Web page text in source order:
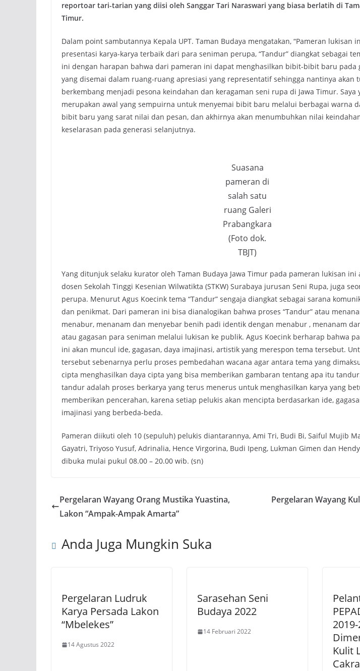
reportoar tari-tarian yang diisi oleh Sanggar Tari Naraswari yang biasa berlatih di
Timur.
Dalam point sambutannya Kepala UPT. Taman Budaya mengatakan, “Pameran lukisan
presentasi karya-karya terbaik dari para seniman perupa, “Tandur” diangkat sebagai
ini dengan harapan bahwa dari pameran ini dapat menghasilkan bibit-bibit baru pada
yang disemai dalam ruang-ruang apresiasi yang representatif sehingga nantinya akan
berkembang menjadi pesona keindahan dan keragaman seni rupa di Jawa Timur. Saya
merupakan awal yang sempuirna untuk menyemai bibit baru melalui berbagai warna
bibit baru yang sarat nilai dan pesan, dan akhirnya akan menumbuhkan nilai
keselarasan pada generasi selanjutnya.
Suasana
pameran di
salah satu
ruang Galeri
Prabangkara
(Foto dok.
TBJT)
Yang ditunjuk selaku kurator oleh Taman Budaya Jawa Timur pada pameran lukisan ini
dosen Sekolah Tinggi Kesenian Wilwatikta (STKW) Surabaya jurusan Seni Rupa, juga
perupa. Menurut Agus Koecink tema “Tandur” sengaja diangkat sebagai sarana
dan penikmat. Dari pameran ini bisa dianalogikan bahwa proses “Tandur” atau
menabur, menanam dan menyebar benih padi identik dengan menabur , menanam
atau gagasan para seniman melalui lukisan ke publik. Agus Koecink berharap bahwa
ini akan muncul ide, gagasan, daya imajinasi, artistik yang merespon tema tersebut.
tersebut sebenarnya perlu proses pembedahan wacana agar antara tema yang
cipta menghasilkan daya cipta yang bisa memberikan gambaran tentang apa itu
tandur adalah proses berkarya yang terus menerus untuk menghasilkan karya yang
memberikan pencerahan, karena setiap pelukis akan mencipta berdasarkan ide,
imajinasi yang berbeda-beda.
Pameran diikuti oleh 10 (sepuluh) pelukis diantarannya, Ami Tri, Budi Bi, Saiful Mujib
Gayatri, Triyoso Yusuf, Adrinalia, Hence Virgorina, Budi Ipeng, Lukman Gimen dan
dibuka mulai pukul 08.00 – 20.00 wib. (sn)
Pergelaran Wayang Orang Mustika Yuastina,
Lakon “Ampak-Ampak Amarta”
Pergelaran Wayang
Anda Juga Mungkin Suka
Pergelaran Ludruk
Karya Persada Lakon
“Mbelekes”
14 Agustus 2022
Sarasehan Seni
Budaya 2022
14 Februari 2022
Kulit